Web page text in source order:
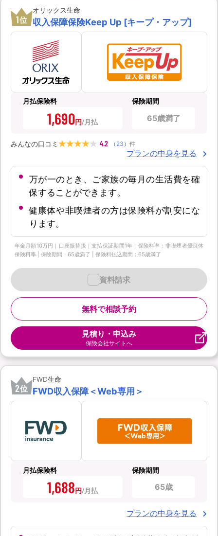
1位
オリックス生命
収入保障保険Keep Up [キープ・アップ]
月払保険料
1,690円
保険期間
65歳満了
みんなの口コミ 4.2 （ 23 ） 件
プランの中身を見る
万が一のとき、ご家族の毎月の生活費を確
保することができます。
健康体や非喫煙者の方は保険料が割安にな
ります。
年金月額10万円｜口座振替扱｜支払保証期間1年｜保険料率：非喫煙者優良体
保険料率 | 保険期間：65歳満了 | 保険料払込期間：65歳満了
無料で相談予約
資料請求
見積り・申込み
保険会社サイトへ
2位
FWD生命
FWD収入保障＜Web専用＞
月払保険料
1,688円
保険期間
65歳
プランの中身を見る